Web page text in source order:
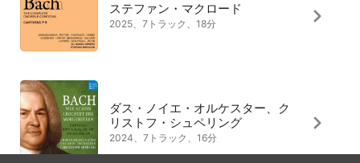
ステファン・マクロード
2025、7トラック、18分
ダス・ノイエ・オルケスター、ク
リストフ・シュペリング
2024、7トラック、16分